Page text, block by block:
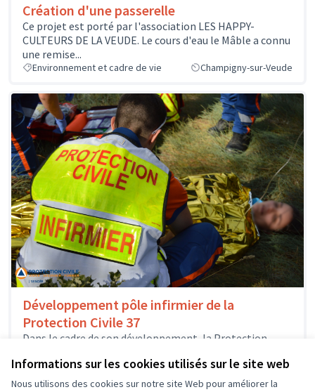
Informations sur les cookies utilisés sur le site web
Nous utilisons des cookies sur notre site Web pour améliorer la
Création d'une passerelle
Ce projet est porté par l'association LES HAPPY-
CULTEURS DE LA VEUDE. Le cours d'eau le Mâble a connu
une remise...
Environnement et cadre de vie Champigny-sur-Veude
Développement pôle infirmier de la
Protection Civile 37
Dans le cadre de son développement, la Protection
pour la création de son pôle...
Solidarité et développement local